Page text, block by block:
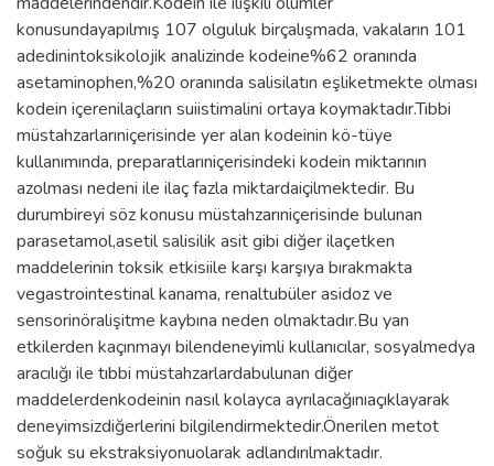
konusundayapılmış 107 olguluk birçalışmada, vakaların 101
adedinintoksikolojik analizinde kodeine%62 oranında
asetaminophen,%20 oranında salisilatın eşliketmekte olması
kodein içerenilaçların suiistimalini ortaya koymaktadır.Tıbbi
müstahzarlarıniçerisinde yer alan kodeinin kö-tüye
kullanımında, preparatlarıniçerisindeki kodein miktarının
azolması nedeni ile ilaç fazla miktardaiçilmektedir. Bu
durumbireyi söz konusu müstahzarıniçerisinde bulunan
parasetamol,asetil salisilik asit gibi diğer ilaçetken
maddelerinin toksik etkisiile karşı karşıya bırakmakta
vegastrointestinal kanama, renaltubüler asidoz ve
sensorinöralişitme kaybına neden olmaktadır.Bu yan
etkilerden kaçınmayı bilendeneyimli kullanıcılar, sosyalmedya
aracılığı ile tıbbi müstahzarlardabulunan diğer
maddelerdenkodeinin nasıl kolayca ayrılacağınıaçıklayarak
deneyimsizdiğerlerini bilgilendirmektedir.Önerilen metot
soğuk su ekstraksiyonuolarak adlandırılmaktadır.